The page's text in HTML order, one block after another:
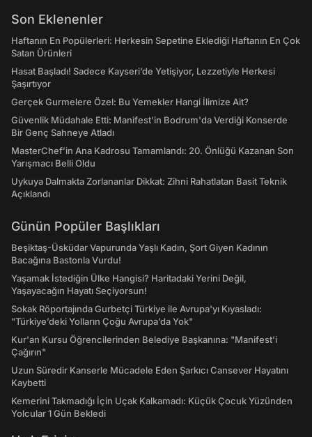
Son Eklenenler
Haftanın En Popülerleri: Herkesin Sepetine Eklediği Haftanın En Çok
Satan Ürünleri
Hasat Başladı! Sadece Kayseri’de Yetişiyor, Lezzetiyle Herkesi
Şaşırtıyor
Gerçek Gurmelere Özel: Bu Yemekler Hangi İlimize Ait?
Güvenlik Müdahale Etti: Manifest'in Bodrum'da Verdiği Konserde
Bir Genç Sahneye Atladı
MasterChef’in Ana Kadrosu Tamamlandı: 20. Önlüğü Kazanan Son
Yarışmacı Belli Oldu
Uykuya Dalmakta Zorlananlar Dikkat: Zihni Rahatlatan Basit Teknik
Açıklandı
Günün Popüler Başlıkları
Beşiktaş-Üsküdar Vapurunda Yaşlı Kadın, Şort Giyen Kadının
Bacağına Bastonla Vurdu!
Yaşamak İstediğin Ülke Hangisi? Haritadaki Yerini Değil,
Yaşayacağın Hayatı Seçiyorsun!
Sokak Röportajında Gurbetçi Türkiye ile Avrupa'yı Kıyasladı:
"Türkiye’deki Yolların Çoğu Avrupa’da Yok"
Kur'an Kursu Öğrencilerinden Belediye Başkanına: "Manifest’i
Çağırın"
Uzun Süredir Kanserle Mücadele Eden Şarkıcı Cansever Hayatını
Kaybetti
Kemerini Takmadığı İçin Uçak Kalkamadı: Küçük Çocuk Yüzünden
Yolcular 1 Gün Bekledi